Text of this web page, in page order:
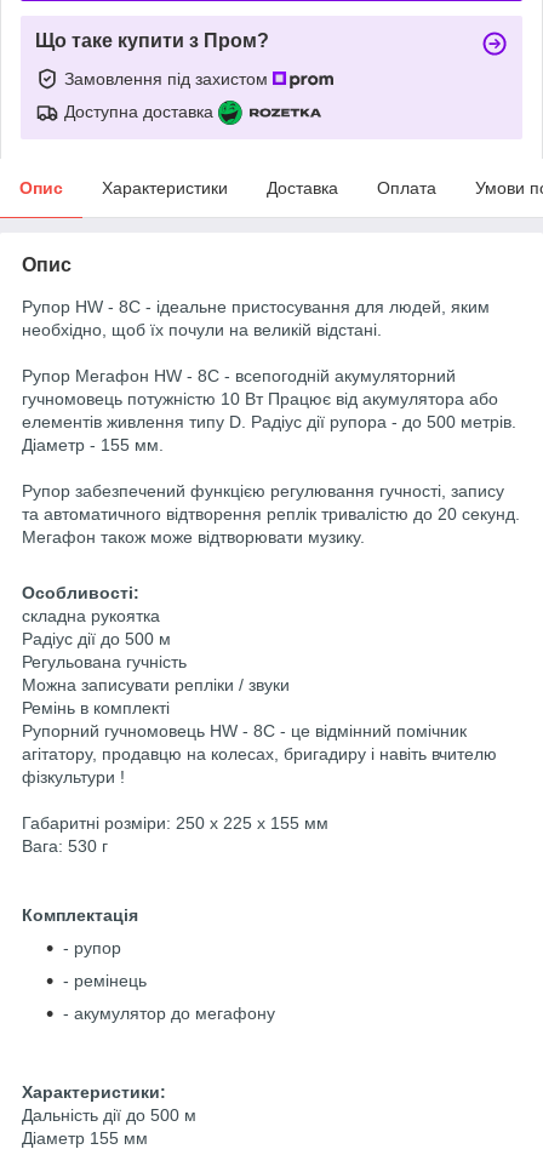
Що таке купити з Пром?
Замовлення під захистом
Доступна доставка
Опис Характеристики Доставка Оплата Умови
Опис
Рупор HW - 8C - ідеальне пристосування для людей, яким
необхідно, щоб їх почули на великій відстані.
Рупор Мегафон HW - 8C - всепогодній акумуляторний
гучномовець потужністю 10 Вт Працює від акумулятора або
елементів живлення типу D. Радіус дії рупора - до 500 метрів.
Діаметр - 155 мм.
Рупор забезпечений функцією регулювання гучності, запису
та автоматичного відтворення реплік тривалістю до 20 секунд.
Мегафон також може відтворювати музику.
Особливості:
складна рукоятка
Радіус дії до 500 м
Регульована гучність
Можна записувати репліки / звуки
Ремінь в комплекті
Рупорний гучномовець HW - 8C - це відмінний помічник
агітатору, продавцю на колесах, бригадиру і навіть вчителю
фізкультури !
Габаритні розміри: 250 х 225 х 155 мм
Вага: 530 г
Комплектація
- рупор
- ремінець
- акумулятор до мегафону
Характеристики:
Дальність дії до 500 м
Діаметр 155 мм